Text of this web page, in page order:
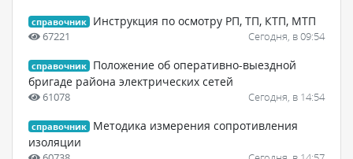
справочник Инструкция по осмотру РП, ТП, КТП, МТП
67221 Сегодня, в 09:54
справочник
Положение об оперативно-выездной
бригаде района электрических сетей
61078 Сегодня, в 14:54
справочник
Методика измерения сопротивления
изоляции